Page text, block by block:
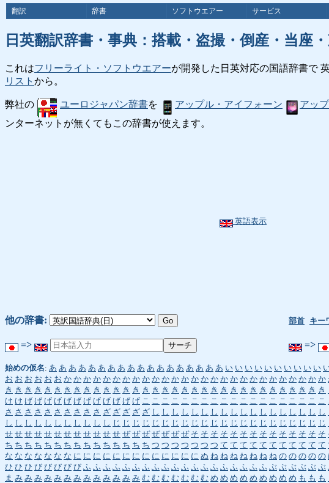
翻訳 辞書 ソフトウエアー サービス
日英翻訳辞書・事典：搭載・盗撮・倒産・当座
これはフリーライト・ソフトウエアーが開発した日英対応の国語辞書で
リスト から。
弊社の ユーロジャパン辞書を アップル・アイフォーン アッ
ンターネットが無くてもこの辞書が使えます。
英語表示
他の辞書: 部首 キー
=> =>
始めの仮名: あ あ あ あ あ あ あ あ あ あ あ あ あ あ あ あ あ あ い い い い い い い い い い
お お お お お お か か か か か か か か か か か か か か か か か か か か か か か か か か か
き き き き き き き き き き き き き き き き き き き き き き き き き き き き き き き き き
け け げ げ げ げ げ げ げ げ げ げ げ げ こ こ こ こ こ こ こ こ こ こ こ こ こ こ こ こ こ こ こ
さ さ さ さ さ さ さ さ さ さ ざ ざ ざ ざ ざ し し し し し し し し し し し し し し し し し し
し し し し し し し し し し し じ じ じ じ じ じ じ じ じ じ じ じ じ じ じ じ じ じ じ じ じ じ
せ せ せ せ せ せ せ せ せ せ せ せ ぜ ぜ ぜ ぜ ぜ ぜ ぜ そ そ そ そ そ そ そ そ そ そ そ そ そ そ
ち ち ち ち ち ち ち ち ち ち ち ち ち ち ち つ つ つ つ つ つ つ て て て て て て て て て て て
な な な な な な な に に に に に に に に に に に に に ぬ ね ね ね ね ね ね ね の の の の の
ひ ひ ひ び び び び び ふ ふ ふ ふ ふ ふ ふ ふ ふ ふ ふ ふ ふ ふ ふ ふ ふ ふ ふ ぶ ぶ ぶ ぶ ぶ ぶ
ま み み み み み み み み み み み み み む む む む む む む め め め め め め め め め も も も